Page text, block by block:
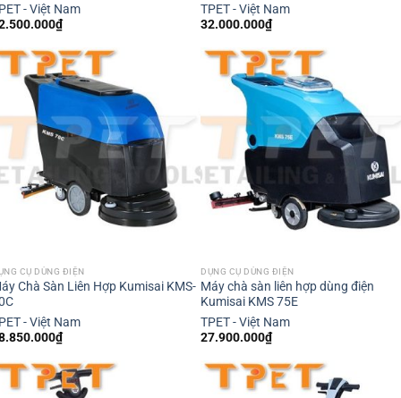
- Việt Nam
₫
TPET - Việt Nam
32.000.000₫
CỤ DÙNG ĐIỆN
Chà Sàn Liên Hợp Kumisai KMS-
- Việt Nam
₫
DỤNG CỤ DÙNG ĐIỆN
Máy chà sàn liên hợp dùng điện
Kumisai KMS 75E
TPET - Việt Nam
27.900.000₫